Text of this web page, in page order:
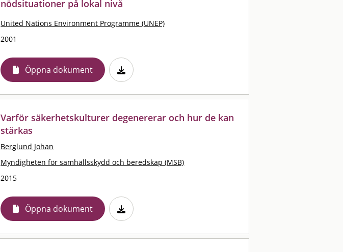
nödsituationer på lokal nivå
United Nations Environment Programme (UNEP)
2001
Öppna dokument
Varför säkerhetskulturer degenererar och hur de kan
stärkas
Berglund Johan
Myndigheten för samhällsskydd och beredskap (MSB)
2015
Öppna dokument